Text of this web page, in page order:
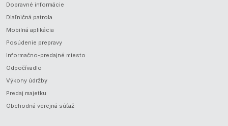
Dopravné informácie
Diaľničná patrola
Mobilná aplikácia
Posúdenie prepravy
Informačno-predajné miesto
Odpočívadlo
Výkony údržby
Predaj majetku
Obchodná verejná súťaž